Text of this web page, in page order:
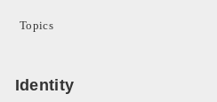
Topics
Identity